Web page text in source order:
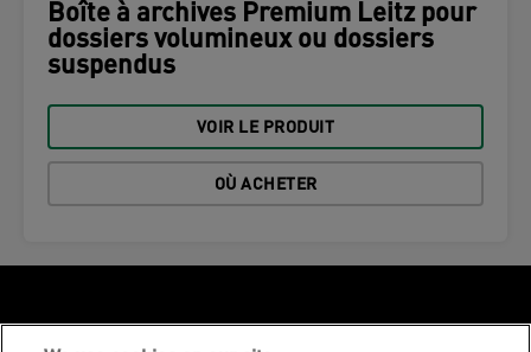
Boîte à archives Premium Leitz pour
dossiers volumineux ou dossiers
suspendus
VOIR LE PRODUIT
OÙ ACHETER